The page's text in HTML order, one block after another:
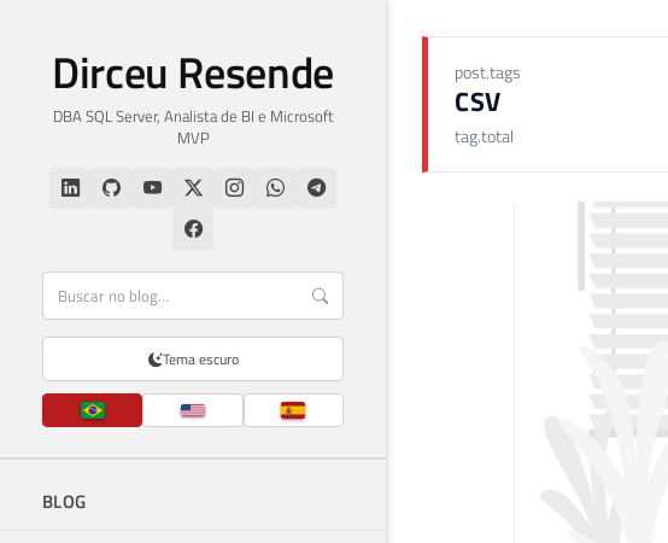
Dirceu Resende
DBA SQL Server, Analista de BI e Microsoft
MVP
Tema escuro
BLOG
post.tags
CSV
tag.total